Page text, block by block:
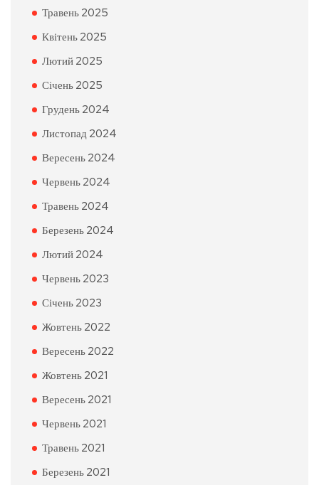
Травень 2025
Квітень 2025
Лютий 2025
Січень 2025
Грудень 2024
Листопад 2024
Вересень 2024
Червень 2024
Травень 2024
Березень 2024
Лютий 2024
Червень 2023
Січень 2023
Жовтень 2022
Вересень 2022
Жовтень 2021
Вересень 2021
Червень 2021
Травень 2021
Березень 2021